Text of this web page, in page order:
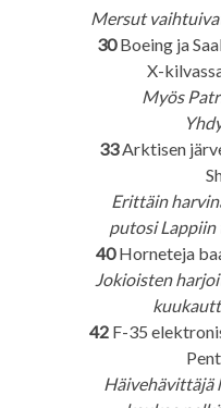
Mersut
30Boeing ja
X-
Myös
33Arktisen
Erittäin
putosi Lappiin
40Horneteja
Jokioisten
42 F-35
Häivehävittäjä